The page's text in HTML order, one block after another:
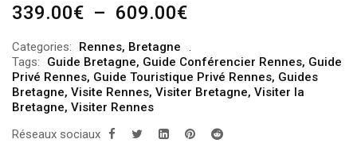
339.00€ – 609.00€Plage
prix :
339.00€
à
609.00€
Categories: Rennes, Bretagne
Tags:
Guide Bretagne, Guide Conférencier Rennes, Guide
Privé Rennes, Guide Touristique Privé Rennes, Guides
Bretagne, Visite Rennes, Visiter Bretagne, Visiter la
Bretagne, Visiter Rennes
Réseaux sociaux